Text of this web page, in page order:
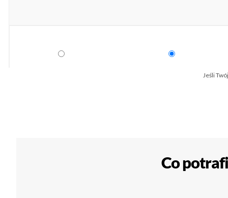
Jeśli
Co